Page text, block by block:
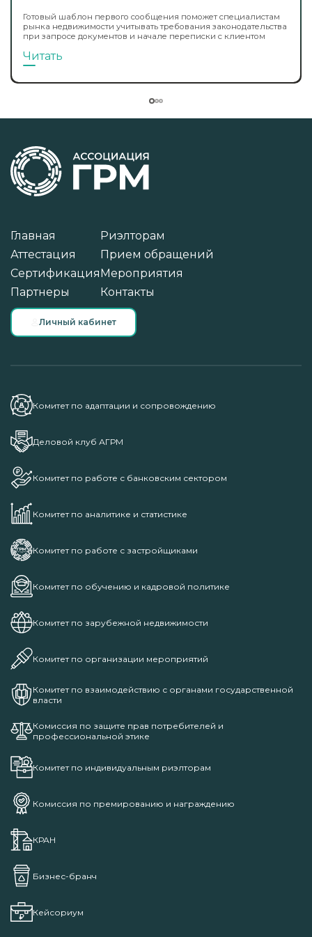
Готовый шаблон первого сообщения поможет специалистам
рынка недвижимости учитывать требования законодательства
при запросе документов и начале переписки с клиентом
Читать
Главная
Аттестация
Сертификация
Партнеры
Риэлторам
Прием обращений
Мероприятия
Контакты
Личный кабинет
Комитет по адаптации и сопровождению
Деловой клуб АГРМ
Комитет по работе с банковским сектором
Комитет по аналитике и статистике
Комитет по работе с застройщиками
Комитет по обучению и кадровой политике
Комитет по зарубежной недвижимости
Комитет по организации мероприятий
Комитет по взаимодействию с органами государственной
власти
Комиссия по защите прав потребителей и
профессиональной этике
Комитет по индивидуальным риэлторам
Комиссия по премированию и награждению
КРАН
Бизнес-бранч
Кейсориум